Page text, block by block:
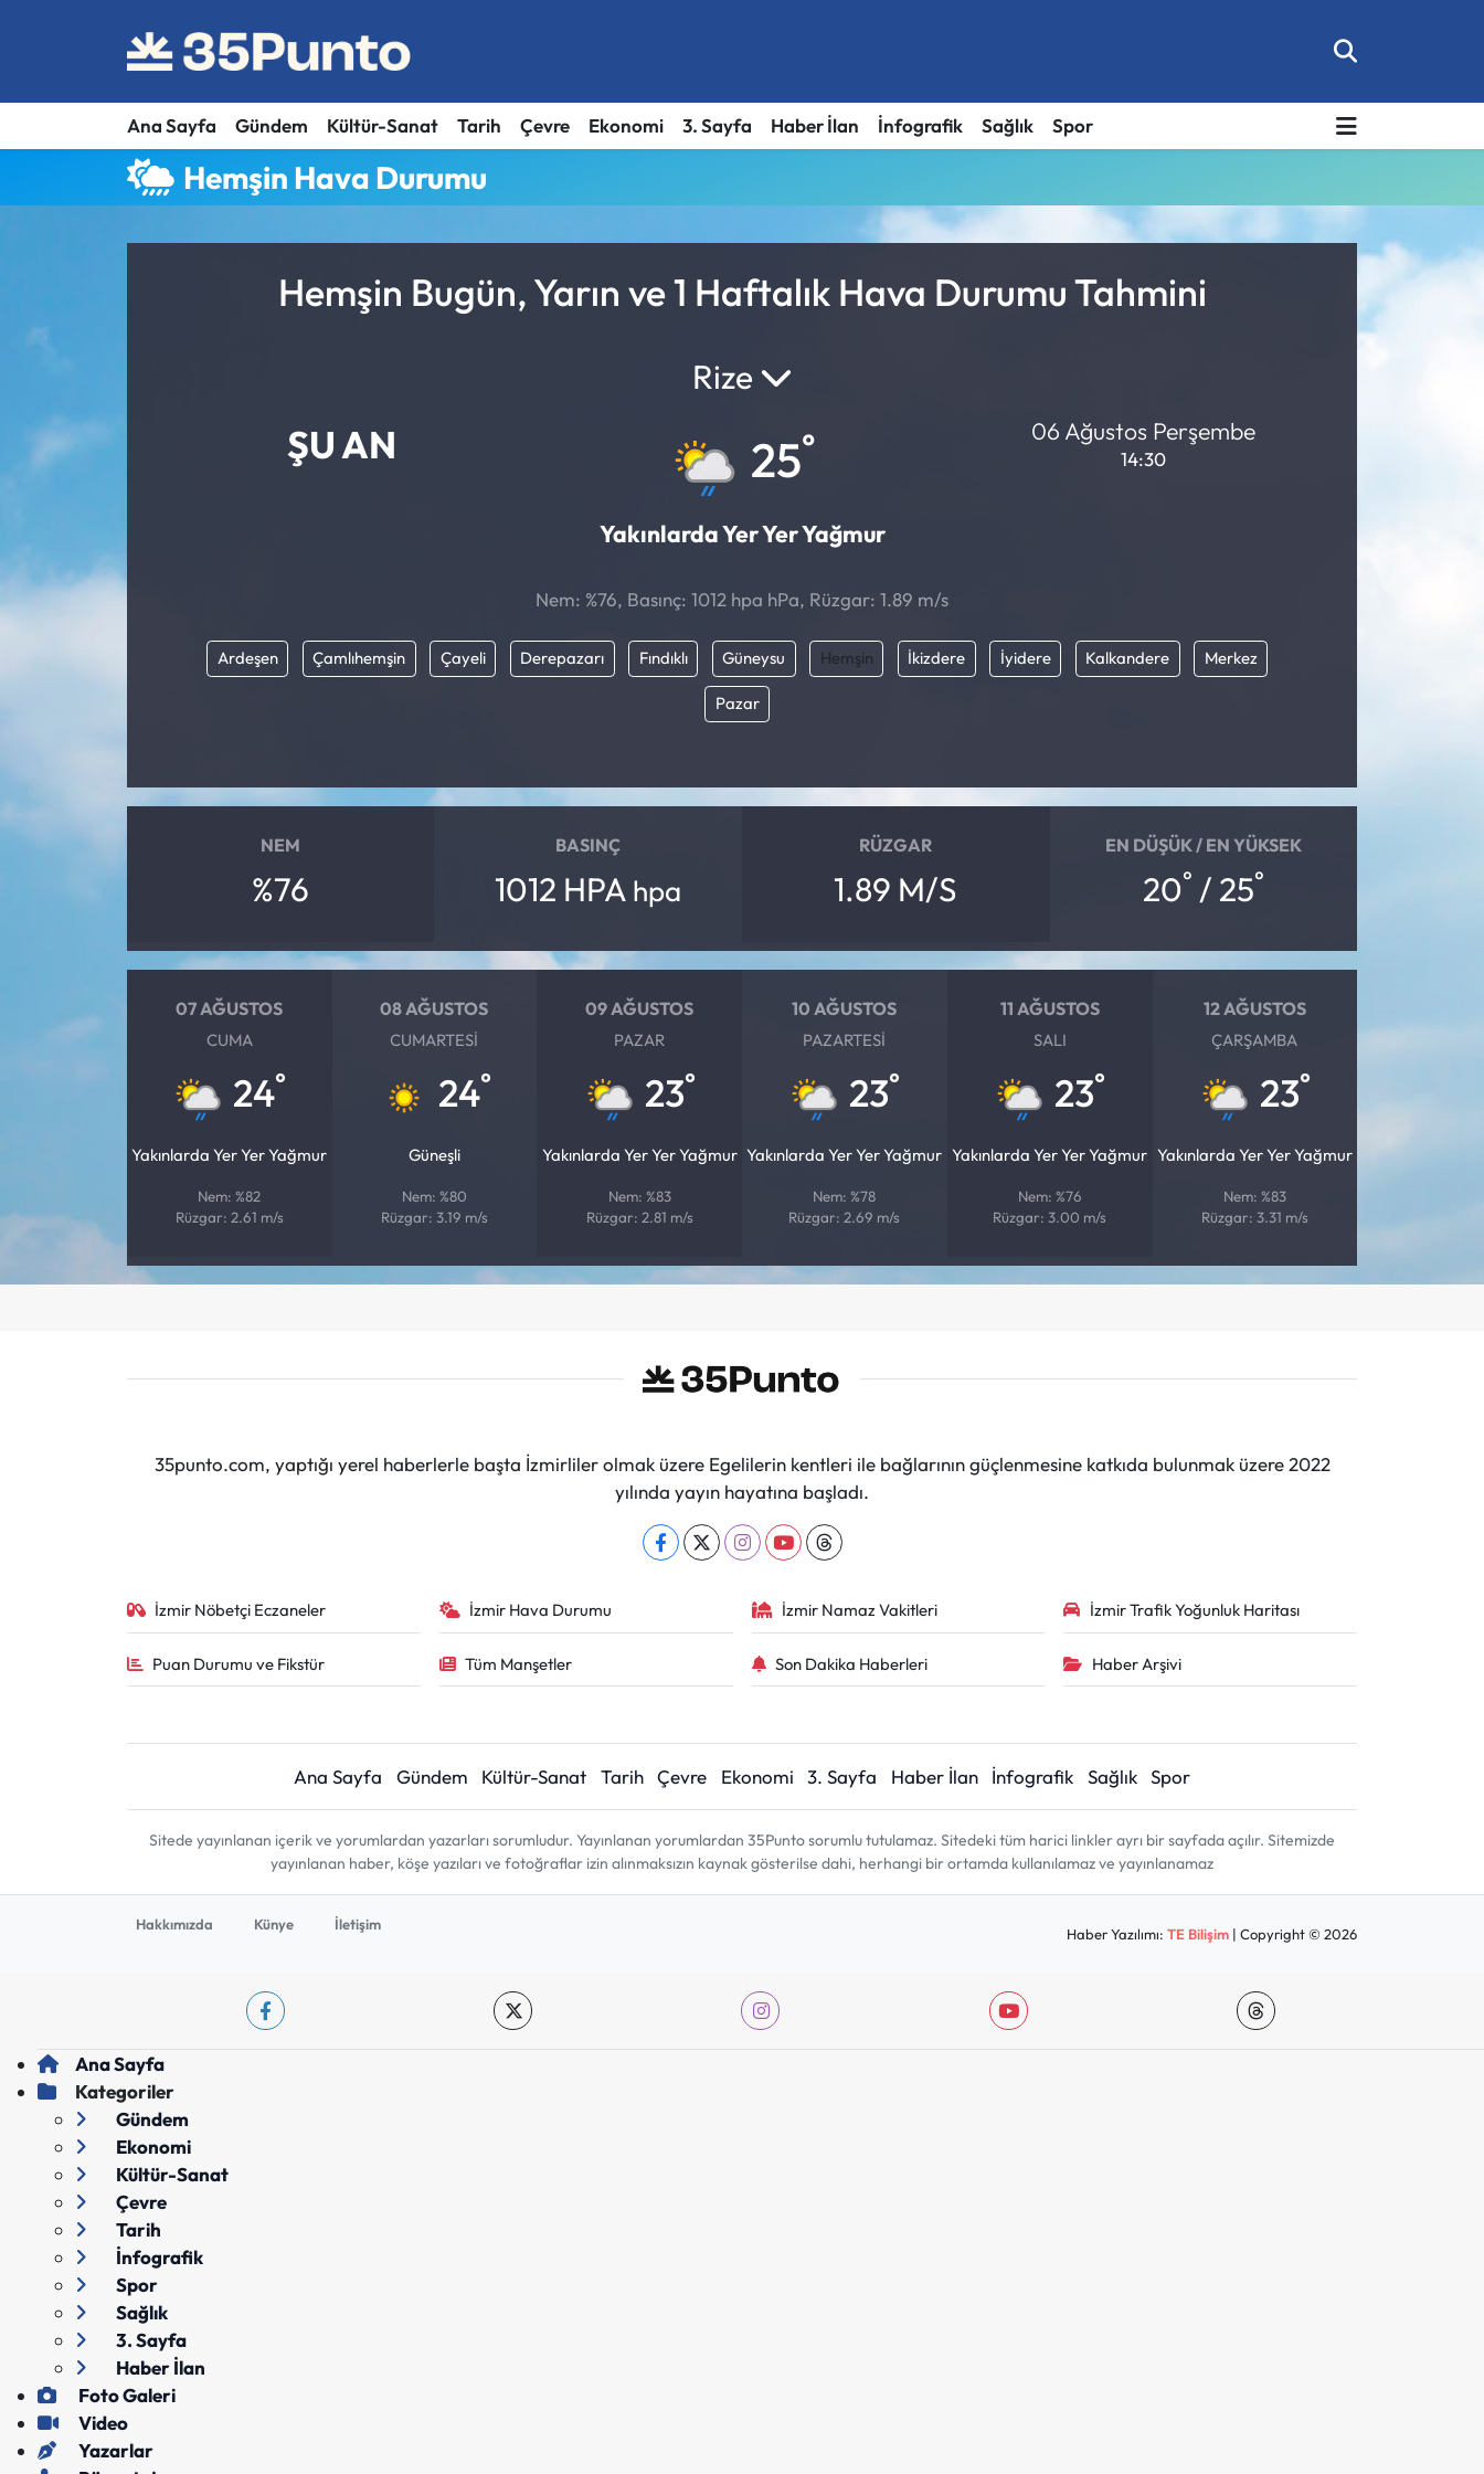
Ana Sayfa Gündem Kültür-Sanat Tarih Çevre Ekonomi 3. Sayfa Haber İlan İnfografik Sağlık Spor
Hemşin Hava Durumu
Hemşin Bugün, Yarın ve 1 Haftalık Hava Durumu Tahmini
ŞU AN
Rize
25°
Yakınlarda Yer Yer Yağmur
06 Ağustos Perşembe
14:30
Nem: %76, Basınç: 1012 hpa hPa, Rüzgar: 1.89 m/s
Ardeşen Çamlıhemşin Çayeli Derepazarı Fındıklı Güneysu Hemşin İkizdere İyidere Kalkandere Merkez
Pazar
NEM
%76
BASINÇ
1012 HPA hpa
RÜZGAR
1.89 M/S
EN DÜŞÜK / EN YÜKSEK
20° / 25°
07 AĞUSTOS
CUMA
24°
Yakınlarda Yer Yer Yağmur
Nem: %82
Rüzgar: 2.61 m/s
08 AĞUSTOS
CUMARTESI
24°
Güneşli
Nem: %80
Rüzgar: 3.19 m/s
09 AĞUSTOS
PAZAR
23°
Yakınlarda Yer Yer Yağmur
Nem: %83
Rüzgar: 2.81 m/s
10 AĞUSTOS
PAZARTESI
23°
Yakınlarda Yer Yer Yağmur
Nem: %78
Rüzgar: 2.69 m/s
11 AĞUSTOS
SALI
23°
Yakınlarda Yer Yer Yağmur
Nem: %76
Rüzgar: 3.00 m/s
12 AĞUSTOS
ÇARŞAMBA
23°
Yakınlarda Yer Yer Yağmur
Nem: %83
Rüzgar: 3.31 m/s
35punto.com, yaptığı yerel haberlerle başta İzmirliler olmak üzere Egelilerin kentleri ile bağlarının güçlenmesine katkıda bulunmak üzere 2022
yılında yayın hayatına başladı.
İzmir Nöbetçi Eczaneler İzmir Hava Durumu İzmir Namaz Vakitleri İzmir Trafik Yoğunluk Haritası
Puan Durumu ve Fikstür Tüm Manşetler Son Dakika Haberleri Haber Arşivi
Ana Sayfa Gündem Kültür-Sanat Tarih Çevre Ekonomi 3. Sayfa Haber İlan İnfografik Sağlık Spor
Sitede yayınlanan içerik ve yorumlardan yazarları sorumludur. Yayınlanan yorumlardan 35Punto sorumlu tutulamaz. Sitedeki tüm harici linkler ayrı bir sayfada açılır. Sitemizde
yayınlanan haber, köşe yazıları ve fotoğraflar izin alınmaksızın kaynak gösterilse dahi, herhangi bir ortamda kullanılamaz ve yayınlanamaz
Hakkımızda Künye İletişim
Haber Yazılımı:TE Bilişim | Copyright © 2026
Ana Sayfa
Kategoriler
Gündem
Ekonomi
Kültür-Sanat
Çevre
Tarih
İnfografik
Spor
Sağlık
3. Sayfa
Haber İlan
Foto Galeri
Video
Yazarlar